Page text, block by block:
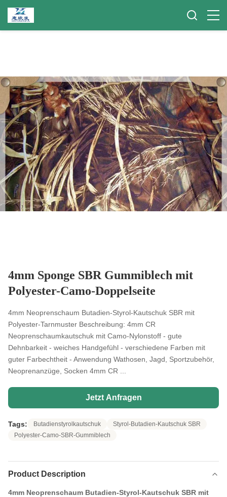
4mm Sponge SBR Gummiblech mit
Polyester-Camo-Doppelseite
4mm Neoprenschaum Butadien-Styrol-Kautschuk SBR mit
Polyester-Tarnmuster Beschreibung: 4mm CR
Neoprenschaumkautschuk mit Camo-Nylonstoff - gute
Dehnbarkeit - weiches Handgefühl - verschiedene Farben mit
guter Farbechtheit - Anwendung Wathosen, Jagd, Sportzubehör,
Neoprenanzüge, Socken 4mm CR ...
Jetzt Anfragen
Tags: Butadienstyrolkautschuk
Styrol-Butadien-Kautschuk SBR
Polyester-Camo-SBR-Gummiblech
Product Description
4mm Neoprenschaum Butadien-Styrol-Kautschuk SBR mit